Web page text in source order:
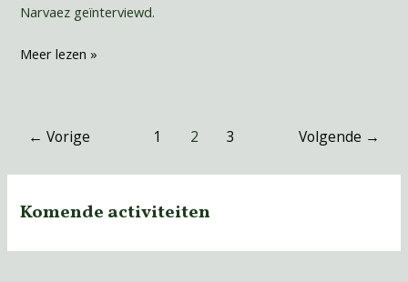
Narvaez geïnterviewd.
Meer lezen »
← Vorige 1 2 3 Volgende →
Komende activiteiten